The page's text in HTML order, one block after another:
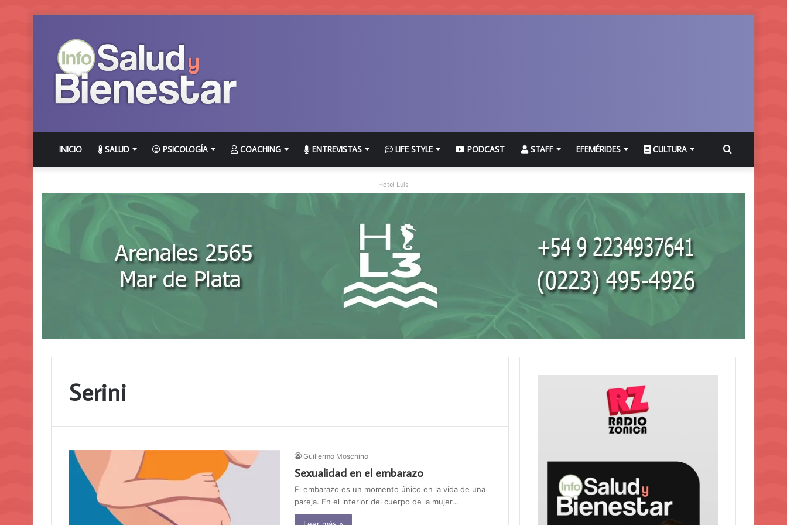
INICIO SALUD PSICOLOGÍA COACHING ENTREVISTAS LIFE STYLE PODCAST STAFF EFEMÉRIDES CULTURA Buscar
Hotel Luis
Serini
Guillermo Moschino
Sexualidad en el embarazo
El embarazo es un momento único en la vida de una
pareja. En el interior del cuerpo de la mujer…